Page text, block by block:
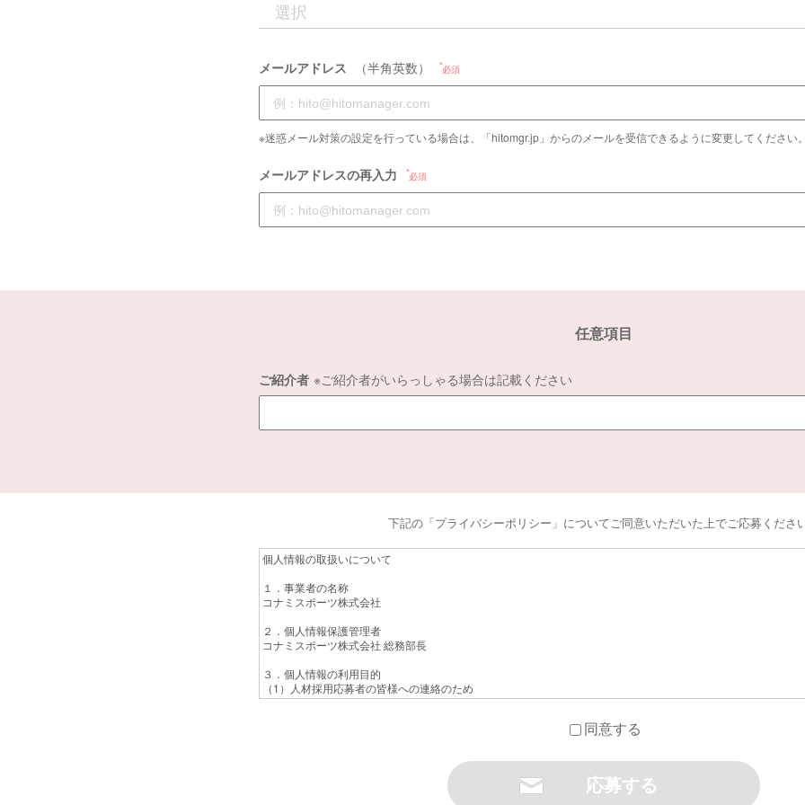
メールアドレス （半角英数） 必須
※迷惑メール対策の設定を行っている場合は、「hitomgr.jp」からのメールを受信できるように変更してください
メールアドレスの再入力 必須
任意項目
ご紹介者 ※ご紹介者がいらっしゃる場合は記載ください
下記の「プライバシーポリシー」についてご同意いただいた上でご応募くださ
個人情報の取扱いについて
１．事業者の名称
コナミスポーツ株式会社
２．個人情報保護管理者
コナミスポーツ株式会社 総務部長
３．個人情報の利用目的
（1）人材採用応募者の皆様への連絡のため
（2）採用選考活動のため
ご本人の同意がある場合または法令に基づく場合を除き、今回ご入力いただく個人情報は第三者に提供しません
同意する